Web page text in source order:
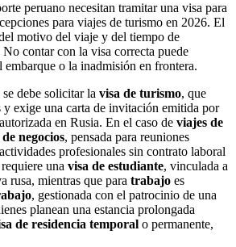
peruano necesitan tramitar una visa para
para viajes de turismo en 2026. El
motivo del viaje y del tiempo de
contar con la visa correcta puede
o la inadmisión en frontera.
se debe solicitar la visa de turismo, que
y exige una carta de invitación emitida por
en Rusia. En el caso de viajes de
negocios, pensada para reuniones
profesionales sin contrato laboral
requiere una visa de estudiante, vinculada a
rusa, mientras que para trabajo es
, gestionada con el patrocinio de una
planean una estancia prolongada
de residencia temporal o permanente,